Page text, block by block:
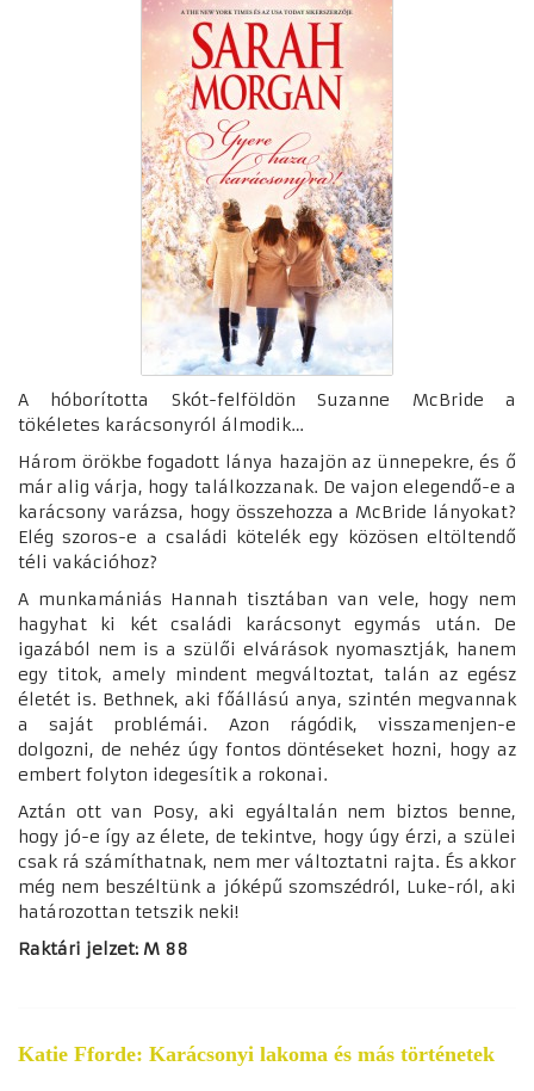
A hóborította Skót-felföldön Suzanne McBride a
tökéletes karácsonyról álmodik…
Három örökbe fogadott lánya hazajön az ünnepekre, és ő
már alig várja, hogy találkozzanak. De vajon elegendő-e a
karácsony varázsa, hogy összehozza a McBride lányokat?
Elég szoros-e a családi kötelék egy közösen eltöltendő
téli vakációhoz?
A munkamániás Hannah tisztában van vele, hogy nem
hagyhat ki két családi karácsonyt egymás után. De
igazából nem is a szülői elvárások nyomasztják, hanem
egy titok, amely mindent megváltoztat, talán az egész
életét is. Bethnek, aki főállású anya, szintén megvannak
a saját problémái. Azon rágódik, visszamenjen-e
dolgozni, de nehéz úgy fontos döntéseket hozni, hogy az
embert folyton idegesítik a rokonai.
Aztán ott van Posy, aki egyáltalán nem biztos benne,
hogy jó-e így az élete, de tekintve, hogy úgy érzi, a szülei
csak rá számíthatnak, nem mer változtatni rajta. És akkor
még nem beszéltünk a jóképű szomszédról, Luke-ról, aki
határozottan tetszik neki!
Raktári jelzet: M 88
Katie Fforde: Karácsonyi lakoma és más történetek